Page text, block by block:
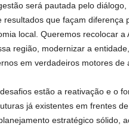
será pautada pelo
resultados que façam
local. Queremos recolocar
região, modernizar a
em verdadeiros motores de
estão a reativação e o
já existentes em frentes
estratégico sólido,